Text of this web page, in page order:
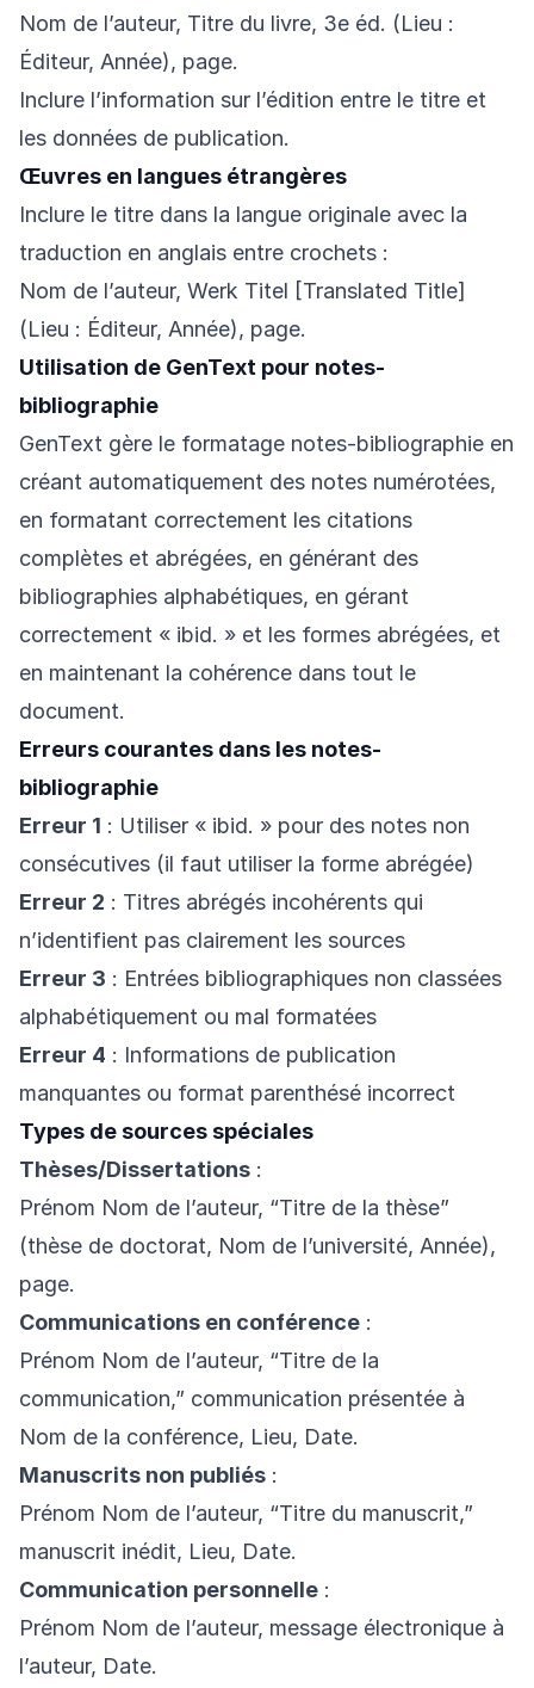
Nom de l’auteur, Titre du livre, 3e éd. (Lieu :
Éditeur, Année), page.
Inclure l’information sur l’édition entre le titre et
les données de publication.
Œuvres en langues étrangères
Inclure le titre dans la langue originale avec la
traduction en anglais entre crochets :
Nom de l’auteur, Werk Titel [Translated Title]
(Lieu : Éditeur, Année), page.
Utilisation de GenText pour notes-
bibliographie
GenText gère le formatage notes-bibliographie en
créant automatiquement des notes numérotées,
en formatant correctement les citations
complètes et abrégées, en générant des
bibliographies alphabétiques, en gérant
correctement « ibid. » et les formes abrégées, et
en maintenant la cohérence dans tout le
document.
Erreurs courantes dans les notes-
bibliographie
Erreur 1 : Utiliser « ibid. » pour des notes non
consécutives (il faut utiliser la forme abrégée)
Erreur 2 : Titres abrégés incohérents qui
n’identifient pas clairement les sources
Erreur 3 : Entrées bibliographiques non classées
alphabétiquement ou mal formatées
Erreur 4 : Informations de publication
manquantes ou format parenthésé incorrect
Types de sources spéciales
Thèses/Dissertations :
Prénom Nom de l’auteur, “Titre de la thèse”
(thèse de doctorat, Nom de l’université, Année),
page.
Communications en conférence :
Prénom Nom de l’auteur, “Titre de la
communication,” communication présentée à
Nom de la conférence, Lieu, Date.
Manuscrits non publiés :
Prénom Nom de l’auteur, “Titre du manuscrit,”
manuscrit inédit, Lieu, Date.
Communication personnelle :
Prénom Nom de l’auteur, message électronique à
l’auteur, Date.